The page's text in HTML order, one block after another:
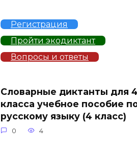
Регистрация
Пройти экодиктант
Вопросы и ответы
Словарные диктанты для 4
класса учебное пособие
русскому языку (4 класс)
0 4